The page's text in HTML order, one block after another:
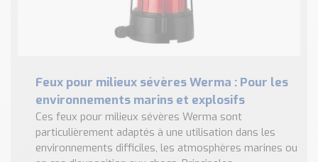
Feux pour milieux sévères Werma : Pour les
environnements marins et explosifs
Ces feux pour milieux sévères Werma sont
particulièrement adaptés à une utilisation dans les
environnements difficiles, les atmosphères marines ou